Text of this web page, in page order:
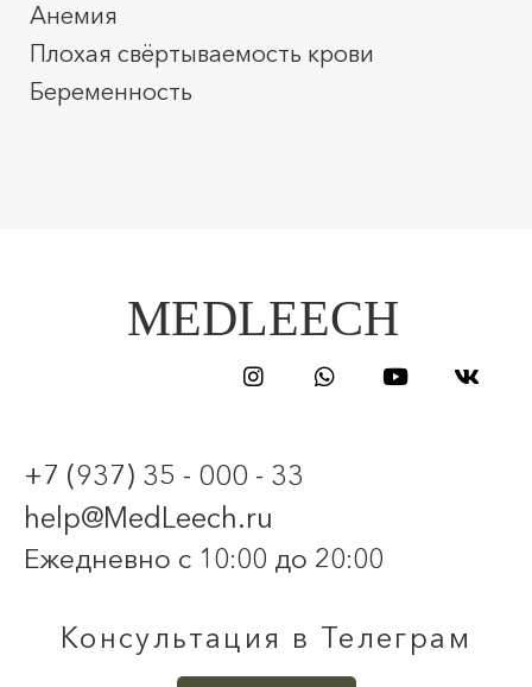
Анемия
Плохая свёртываемость крови
Беременность
MEDLEECH
+7 (937) 35 - 000 - 33
help@MedLeech.ru
Ежедневно с 10:00 до 20:00
Консультация в Телеграм